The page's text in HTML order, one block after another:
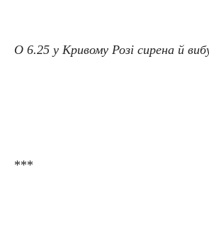
О 6.25 у Кривому Розі сирена й
***